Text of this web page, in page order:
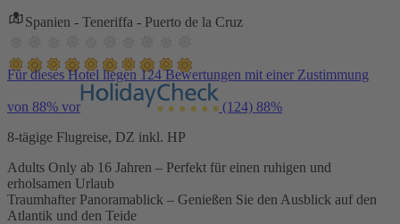
Spanien - Teneriffa - Puerto de la Cruz
Für dieses Hotel liegen 124 Bewertungen mit einer Zustimmung
von 88% vor (124) 88%
8-tägige Flugreise, DZ inkl. HP
Adults Only ab 16 Jahren – Perfekt für einen ruhigen und
erholsamen Urlaub
Traumhafter Panoramablick – Genießen Sie den Ausblick auf den
Atlantik und den Teide